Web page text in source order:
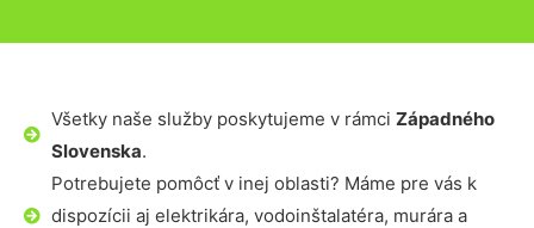
Všetky naše služby poskytujeme v rámci Západného
Slovenska.
Potrebujete pomôcť v inej oblasti? Máme pre vás k
dispozícii aj elektrikára, vodoinštalatéra, murára a